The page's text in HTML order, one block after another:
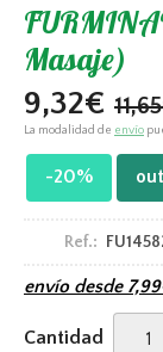
Masaje)
9,32€ 11,65
La modalidad de envío
-20%
Ref.:
envío desde 7,99
Cantidad